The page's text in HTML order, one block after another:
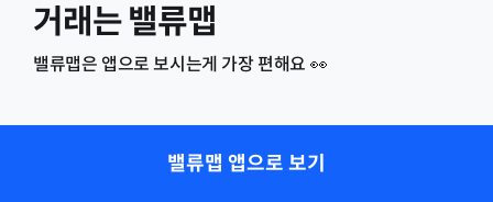
거래는 밸류맵
밸류맵은 앱으로 보시는게 가장 편해요 👀
밸류맵 앱으로 보기